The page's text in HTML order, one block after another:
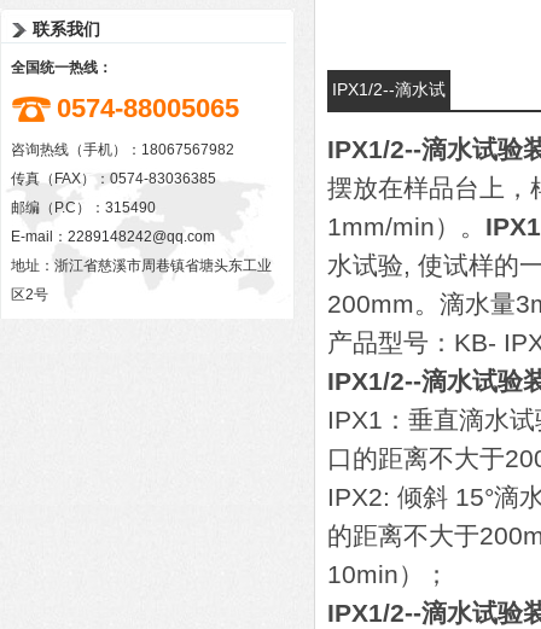
联系我们
全国统一热线：
0574-88005065
咨询热线（手机）：18067567982
传真（FAX）：0574-83036385
邮编（P.C）：315490
E-mail： 2289148242@qq.com
地址：浙江省慈溪市周巷镇省塘头东工业
区2号
IPX1/2--滴水试
IPX1/2--滴水试验
摆放在样品台上，
1mm/min）。
水试验, 使试样的
200mm。滴水量
产品型号：KB-
IPX1/2--滴水试验
IPX1：垂直滴水
口的距离不大于
IPX2: 倾斜 15°滴
的距离不大于
10min）；
IPX1/2--滴水试验